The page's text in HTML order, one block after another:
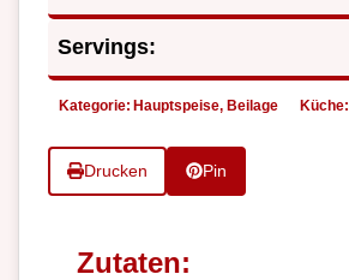
Servings:
Kategorie: Hauptspeise, Beilage Küche:
Drucken Pin
Zutaten: